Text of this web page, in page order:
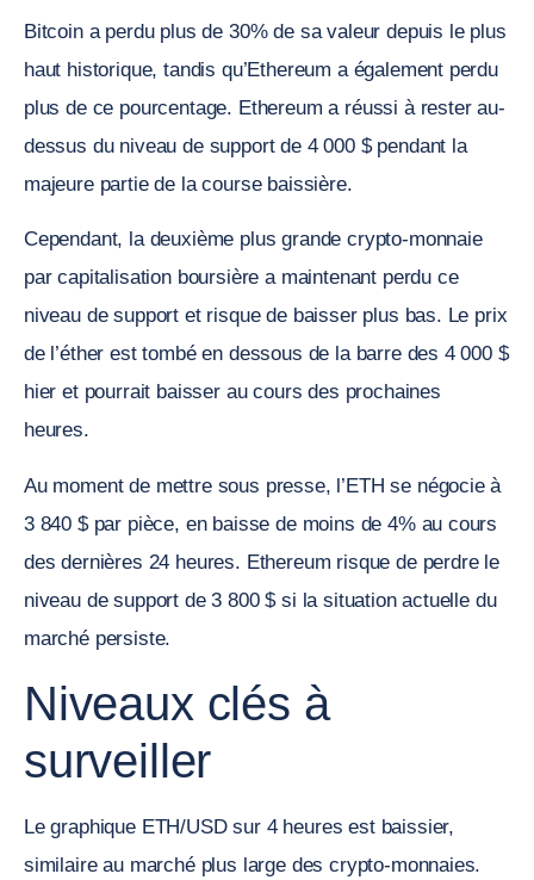
Bitcoin a perdu plus de 30% de sa valeur depuis le plus
haut historique, tandis qu’Ethereum a également perdu
plus de ce pourcentage. Ethereum a réussi à rester au-
dessus du niveau de support de 4 000 $ pendant la
majeure partie de la course baissière.
Cependant, la deuxième plus grande crypto-monnaie
par capitalisation boursière a maintenant perdu ce
niveau de support et risque de baisser plus bas. Le prix
de l’éther est tombé en dessous de la barre des 4 000 $
hier et pourrait baisser au cours des prochaines
heures.
Au moment de mettre sous presse, l’ETH se négocie à
3 840 $ par pièce, en baisse de moins de 4% au cours
des dernières 24 heures. Ethereum risque de perdre le
niveau de support de 3 800 $ si la situation actuelle du
marché persiste.
Niveaux clés à
surveiller
Le graphique ETH/USD sur 4 heures est baissier,
similaire au marché plus large des crypto-monnaies.